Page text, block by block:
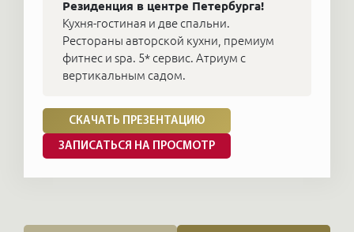
Резиденция в центре Петербурга!
Кухня-гостиная и две спальни.
Рестораны авторской кухни, премиум
фитнес и spa. 5* сервис. Атриум с
вертикальным садом.
СКАЧАТЬ ПРЕЗЕНТАЦИЮ
ЗАПИСАТЬСЯ НА ПРОСМОТР